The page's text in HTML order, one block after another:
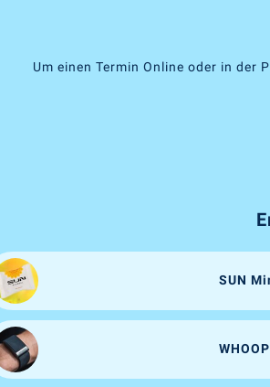
Um einen Termin Online oder in der
SUN